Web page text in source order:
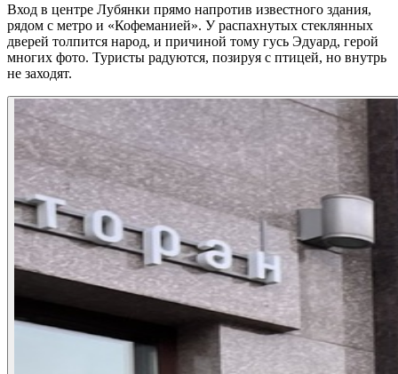
Вход в центре Лубянки прямо напротив известного здания,
рядом с метро и «Кофеманией». У распахнутых стеклянных
дверей толпится народ, и причиной тому гусь Эдуард, герой
многих фото. Туристы радуются, позируя с птицей, но внутрь
не заходят.